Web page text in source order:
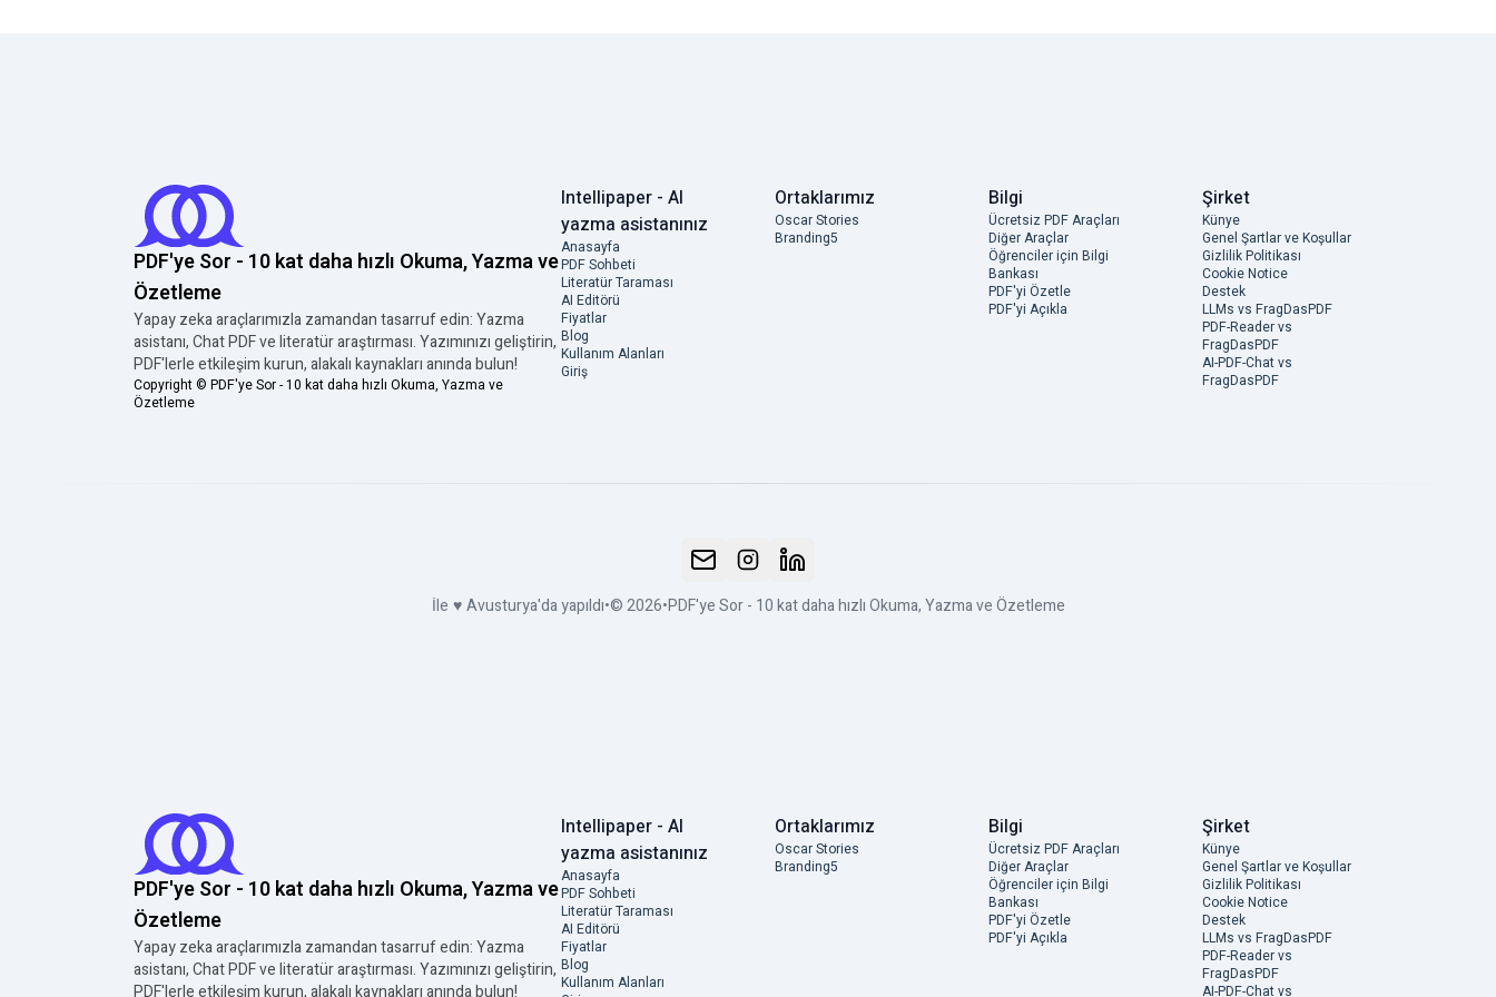
PDF'ye Sor - 10 kat daha hızlı Okuma, Yazma ve
Özetleme
Yapay zeka araçlarımızla zamandan tasarruf edin: Yazma
asistanı, Chat PDF ve literatür araştırması. Yazımınızı geliştirin,
PDF'lerle etkileşim kurun, alakalı kaynakları anında bulun!
Copyright © PDF'ye Sor - 10 kat daha hızlı Okuma, Yazma ve
Özetleme
Intellipaper - AI
yazma asistanınız
Anasayfa
PDF Sohbeti
Literatür Taraması
AI Editörü
Fiyatlar
Blog
Kullanım Alanları
Giriş
Ortaklarımız
Oscar Stories
Branding5
Bilgi
Ücretsiz PDF Araçları
Diğer Araçlar
Öğrenciler için Bilgi
Bankası
PDF'yi Özetle
PDF'yi Açıkla
Şirket
Künye
Genel Şartlar ve Koşullar
Gizlilik Politikası
Cookie Notice
Destek
LLMs vs FragDasPDF
PDF-Reader vs
FragDasPDF
AI-PDF-Chat vs
FragDasPDF
İle ♥ Avusturya'da yapıldı•© 2026•PDF'ye Sor - 10 kat daha hızlı Okuma, Yazma ve Özetleme
PDF'ye Sor - 10 kat daha hızlı Okuma, Yazma ve
Özetleme
Yapay zeka araçlarımızla zamandan tasarruf edin: Yazma
asistanı, Chat PDF ve literatür araştırması. Yazımınızı geliştirin,
Intellipaper - AI
yazma asistanınız
Anasayfa
PDF Sohbeti
Literatür Taraması
AI Editörü
Fiyatlar
Blog
Kullanım Alanları
Ortaklarımız
Oscar Stories
Branding5
Bilgi
Ücretsiz PDF Araçları
Diğer Araçlar
Öğrenciler için Bilgi
Bankası
PDF'yi Özetle
PDF'yi Açıkla
Şirket
Künye
Genel Şartlar ve Koşullar
Gizlilik Politikası
Cookie Notice
Destek
LLMs vs FragDasPDF
PDF-Reader vs
FragDasPDF
AI-PDF-Chat vs